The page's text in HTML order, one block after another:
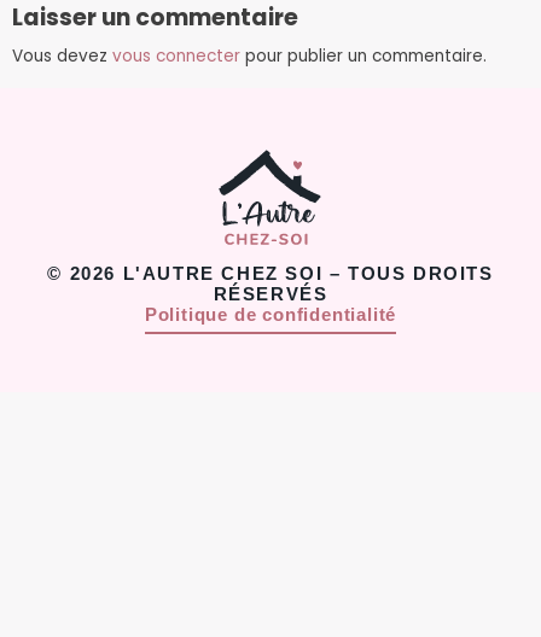
Laisser un commentaire
Vous devez vous connecter pour publier un commentaire.
© 2026 L'AUTRE CHEZ SOI – TOUS DROITS
RÉSERVÉS
Politique de confidentialité